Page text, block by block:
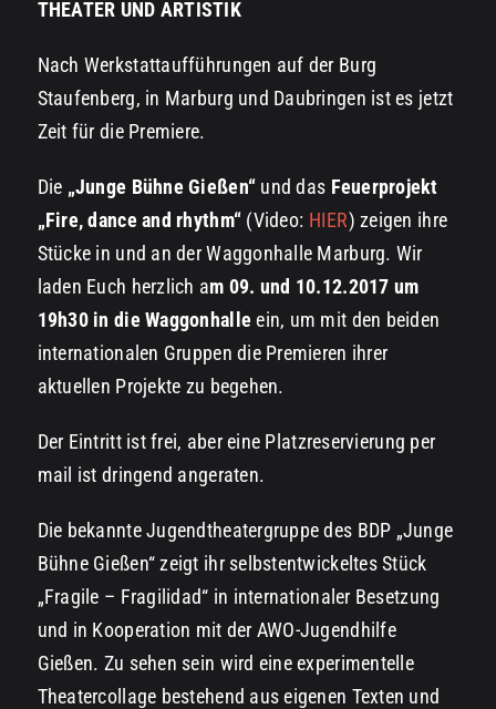
THEATER UND ARTISTIK
Nach Werkstattaufführungen auf der Burg
Staufenberg, in Marburg und Daubringen ist es jetzt
Zeit für die Premiere.
Die „Junge Bühne Gießen“ und das Feuerprojekt
„Fire, dance and rhythm“ (Video: HIER) zeigen ihre
Stücke in und an der Waggonhalle Marburg. Wir
laden Euch herzlich am 09. und 10.12.2017 um
19h30 in die Waggonhalle ein, um mit den beiden
internationalen Gruppen die Premieren ihrer
aktuellen Projekte zu begehen.
Der Eintritt ist frei, aber eine Platzreservierung per
mail ist dringend angeraten.
Die bekannte Jugendtheatergruppe des BDP „Junge
Bühne Gießen“ zeigt ihr selbstentwickeltes Stück
„Fragile – Fragilidad“ in internationaler Besetzung
und in Kooperation mit der AWO-Jugendhilfe
Gießen. Zu sehen sein wird eine experimentelle
Theatercollage bestehend aus eigenen Texten und